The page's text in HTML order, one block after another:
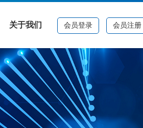
会员登录 会员注册
关于我们
公司简介
品牌资质